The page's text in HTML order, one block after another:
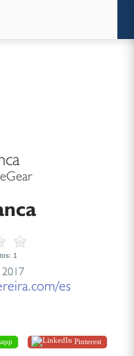
1
es
Pinterest